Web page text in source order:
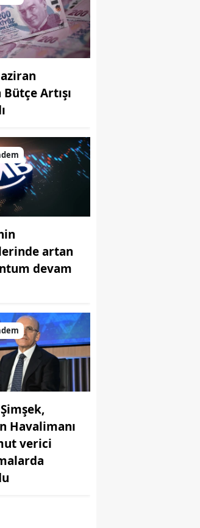
Bütçe Artışı
artan
devam
Havalimanı
verici